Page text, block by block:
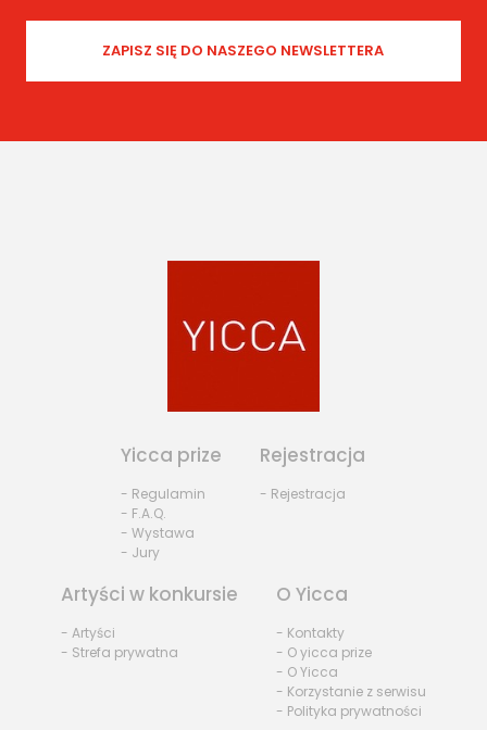
Yicca prize
- Regulamin
- F.A.Q.
- Wystawa
- Jury
Rejestracja
- Rejestracja
Artyści w konkursie
- Artyści
- Strefa prywatna
O Yicca
- Kontakty
- O yicca prize
- O Yicca
- Korzystanie z serwisu
- Polityka prywatności